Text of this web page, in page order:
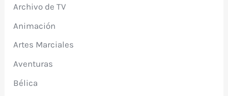
Archivo de TV
Animación
Artes Marciales
Aventuras
Bélica